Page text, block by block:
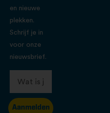
en nieuwe
plekken.
Schrijf je in
voor onze
nieuwsbrief.
Aanmelden